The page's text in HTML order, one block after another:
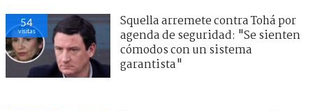
54
visitas
Squella arremete contra Tohá por
agenda de seguridad: "Se sienten
cómodos con un sistema
garantista"